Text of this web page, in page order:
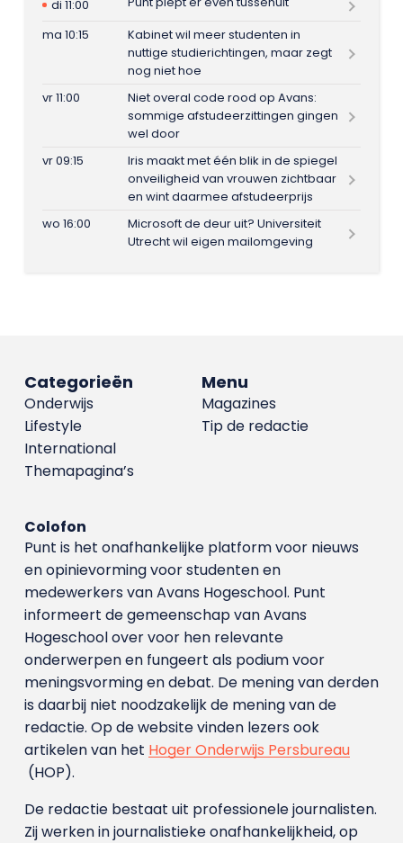
di 11:00
ma 10:15
Kabinet wil meer studenten in
nuttige studierichtingen, maar zegt
nog niet hoe
vr 11:00
Niet overal code rood op Avans:
sommige afstudeerzittingen gingen
wel door
vr 09:15
Iris maakt met één blik in de spiegel
onveiligheid van vrouwen zichtbaar
en wint daarmee afstudeerprijs
wo 16:00
Microsoft de deur uit? Universiteit
Utrecht wil eigen mailomgeving
Menu
Magazines
Tip de redactie
Categorieën
Onderwijs
Lifestyle
International
Themapagina’s
Colofon
Punt is het onafhankelijke platform voor nieuws
en opinievorming voor studenten en
medewerkers van Avans Hoge­school. Punt
informeert de gemeenschap van Avans
Hogeschool over voor hen relevante
onderwerpen en fungeert als podium voor
meningsvorming en debat. De mening van derden
is daarbij niet noodzakelijk de mening van de
redactie. Op de website vinden lezers ook
artikelen van het Hoger Onderwijs Persbureau
(HOP).
De redactie bestaat uit professionele journalisten.
Zij werken in journalistieke onafhankelijkheid, op